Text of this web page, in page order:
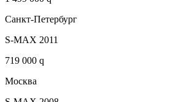
Санкт-Петербург
S-MAX 2011
719 000 q
Москва